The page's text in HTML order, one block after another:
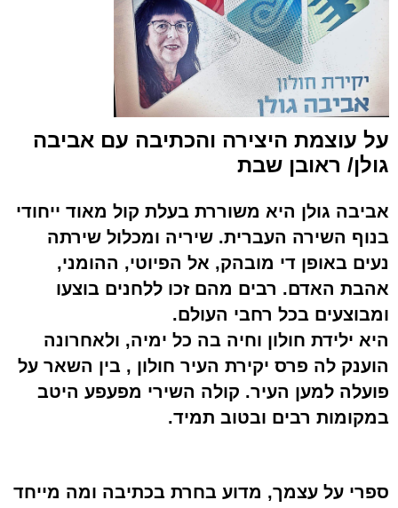
על עוצמת היצירה והכתיבה עם אביבה
גולן/ ראובן שבת
אביבה גולן היא משוררת בעלת קול מאוד ייחודי
בנוף השירה העברית. שיריה ומכלול שירתה
נעים באופן די מובהק, אל הפיוטי, ההומני,
אהבת האדם. רבים מהם זכו ללחנים בוצעו
ומבוצעים בכל רחבי העולם.
היא ילידת חולון וחיה בה כל ימיה, ולאחרונה
הוענק לה פרס יקירת העיר חולון , בין השאר על
פועלה למען העיר. קולה השירי מפעפע היטב
במקומות רבים ובטוב תמיד.
ספרי על עצמך, מדוע בחרת בכתיבה ומה מייחד